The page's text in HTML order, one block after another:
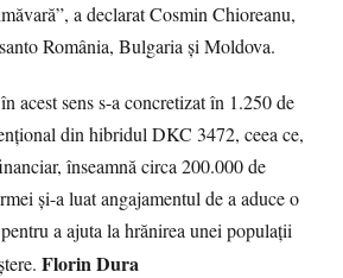
a declarat Cosmin Chioreanu,
România, Bulgaria şi Moldova.
acest sens s-a concretizat în 1.250 de
din hibridul DKC 3472, ceea ce,
înseamnă circa 200.000 de
şi-a luat angajamentul de a aduce o
a ajuta la hrănirea unei populaţii
Florin Dura